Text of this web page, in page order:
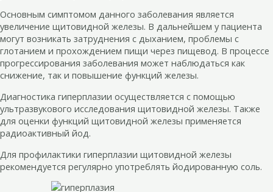
Основным симптомом данного заболевания является
увеличение щитовидной железы. В дальнейшем у пациента
могут возникать затруднения с дыханием, проблемы с
глотанием и прохождением пищи через пищевод. В процессе
прогрессирования заболевания может наблюдаться как
снижение, так и повышение функций железы.
Диагностика гиперплазии осуществляется с помощью
ультразвукового исследования щитовидной железы. Также
для оценки функций щитовидной железы применяется
радиоактивный йод.
Для профилактики гиперплазии щитовидной железы
рекомендуется регулярно употреблять йодированную соль.